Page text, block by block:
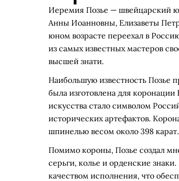
Иеремия Позье — швейцарский
Анны Иоанновны, Елизаветы
юном возрасте переехал в
из самых известных мастеров
высшей знати.
Наибольшую известность Позье
была изготовлена для
искусства стало символом
исторических артефактов.
шпинелью весом около 398 карат.
Помимо короны, Позье создал
серьги, колье и орденские
качеством исполнения, что